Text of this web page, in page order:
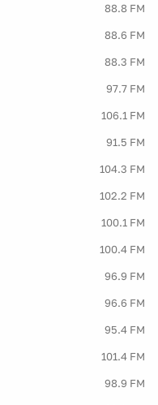
88.8 FM
88.6 FM
88.3 FM
97.7 FM
106.1 FM
91.5 FM
104.3 FM
102.2 FM
100.1 FM
100.4 FM
96.9 FM
96.6 FM
95.4 FM
101.4 FM
98.9 FM